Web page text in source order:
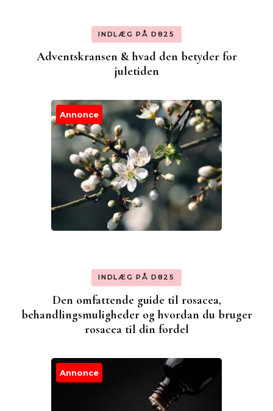
INDLÆG PÅ D825
Adventskransen & hvad den betyder for
juletiden
Annonce
INDLÆG PÅ D825
Den omfattende guide til rosacea,
behandlingsmuligheder og hvordan du bruger
rosacea til din fordel
Annonce